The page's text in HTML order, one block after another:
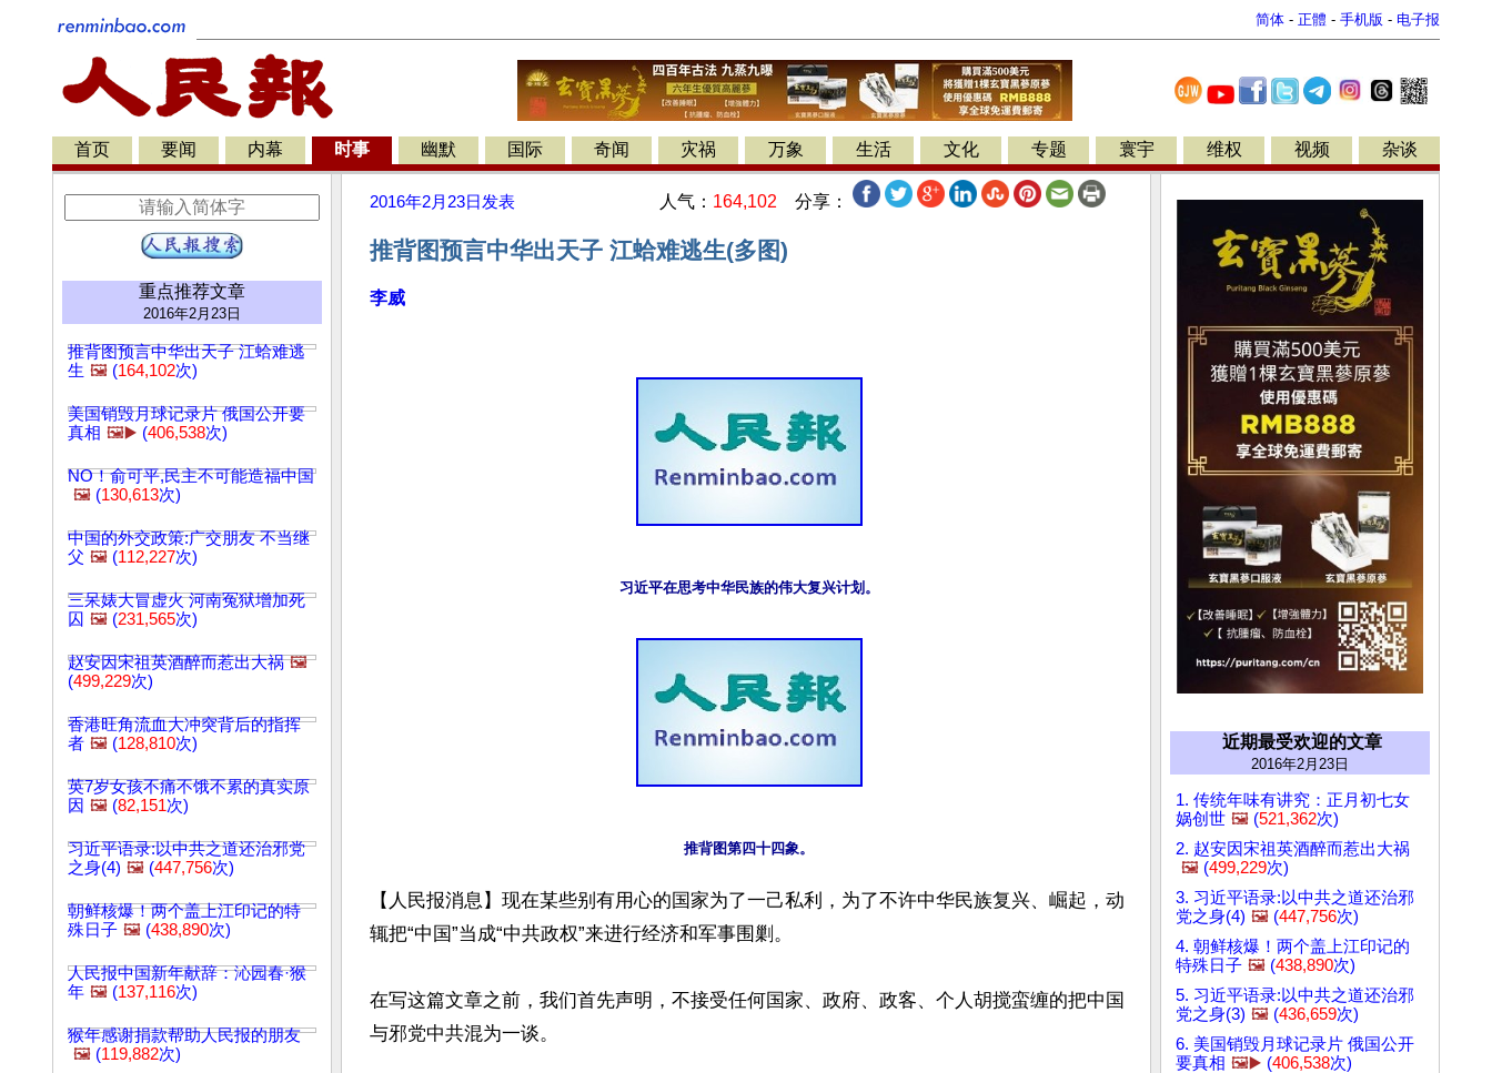
简体 - 正體 - 手机版 - 电子报
首页 要闻 内幕 时事 幽默 国际 奇闻 灾祸 万象 生活 文化 专题 寰宇 维权 视频 杂谈
重点推荐文章
2016年2月23日
推背图预言中华出天子 江蛤难逃
生 🖼️ (164,102次)
美国销毁月球记录片 俄国公开要
真相 🖼️▶️ (406,538次)
NO！俞可平,民主不可能造福中国
🖼️ (130,613次)
中国的外交政策:广交朋友 不当继
父 🖼️ (112,227次)
三呆婊大冒虚火 河南冤狱增加死
囚 🖼️ (231,565次)
赵安因宋祖英酒醉而惹出大祸 🖼️
(499,229次)
香港旺角流血大冲突背后的指挥
者 🖼️ (128,810次)
英7岁女孩不痛不饿不累的真实原
因 🖼️ (82,151次)
习近平语录:以中共之道还治邪党
之身(4) 🖼️ (447,756次)
朝鲜核爆！两个盖上江印记的特
殊日子 🖼️ (438,890次)
人民报中国新年献辞：沁园春·猴
年 🖼️ (137,116次)
猴年感谢捐款帮助人民报的朋友
🖼️ (119,882次)
2016年2月23日 发表 人气： 164,102 分享：
推背图预言中华出天子 江蛤难逃生(多图)
李威
习近平在思考中华民族的伟大复兴计划。
推背图第四十四象。
【人民报消息】现在某些别有用心的国家为了一己私利，为了不许中华民族复兴、崛起，动
辄把“中国”当成“中共政权”来进行经济和军事围剿。
在写这篇文章之前，我们首先声明，不接受任何国家、政府、政客、个人胡搅蛮缠的把中国
与邪党中共混为一谈。
近期最受欢迎的文章
2016年2月23日
1. 传统年味有讲究：正月初七女
娲创世 🖼️ (521,362次)
2. 赵安因宋祖英酒醉而惹出大祸
🖼️ (499,229次)
3. 习近平语录:以中共之道还治邪
党之身(4) 🖼️ (447,756次)
4. 朝鲜核爆！两个盖上江印记的
特殊日子 🖼️ (438,890次)
5. 习近平语录:以中共之道还治邪
党之身(3) 🖼️ (436,659次)
6. 美国销毁月球记录片 俄国公开
要真相 🖼️▶️ (406,538次)